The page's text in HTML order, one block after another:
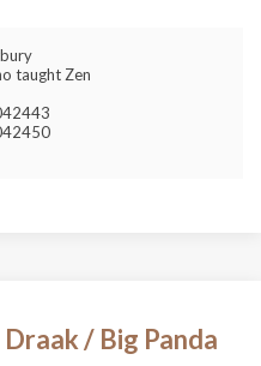
taught Zen
/ Big Panda